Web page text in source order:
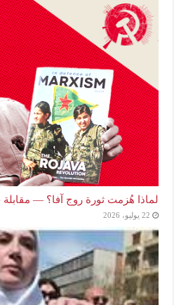
لماذا هُزمت ثورة روج آفا؟ —
22 يوليو، 2026